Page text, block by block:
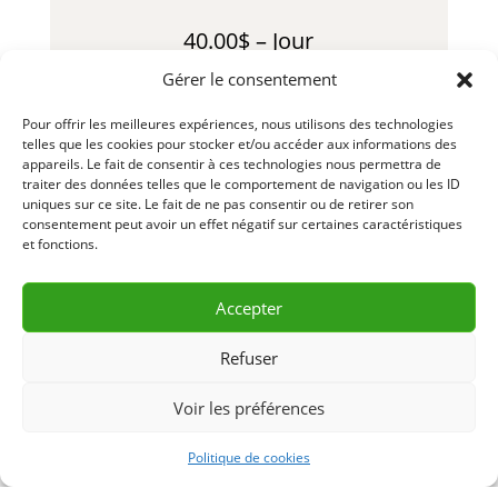
Gérer le consentement
Pour offrir les meilleures expériences, nous utilisons des technologies
telles que les cookies pour stocker et/ou accéder aux informations des
appareils. Le fait de consentir à ces technologies nous permettra de
traiter des données telles que le comportement de navigation ou les ID
uniques sur ce site. Le fait de ne pas consentir ou de retirer son
consentement peut avoir un effet négatif sur certaines caractéristiques
et fonctions.
Accepter
Refuser
Voir les préférences
Politique de cookies
40.00$ – Jour
115.00$ – Semaine
230.00$ – Mois
65.00$ – Fin de Semaine
*Consommables en sus
LLL119 – R26-01
DEMANDE D’INFORMATION
& RÉSERVATION